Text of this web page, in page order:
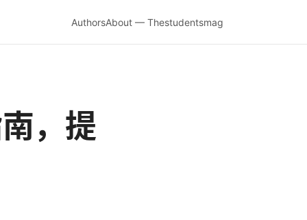
AuthorsAbout — Thestudentsmag
，提